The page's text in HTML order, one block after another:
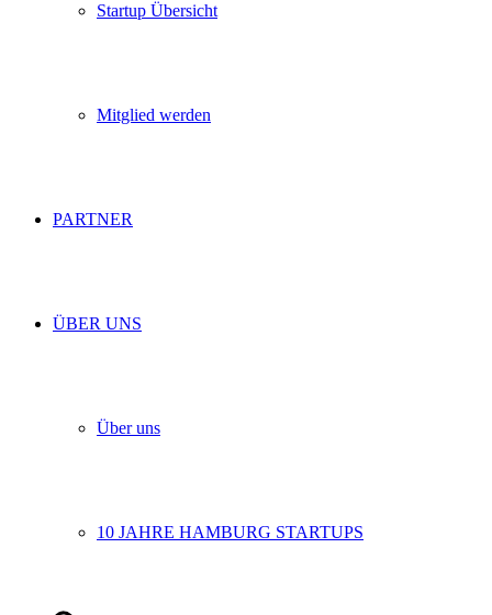
Startup Übersicht
Mitglied werden
PARTNER
ÜBER UNS
Über uns
10 JAHRE HAMBURG STARTUPS